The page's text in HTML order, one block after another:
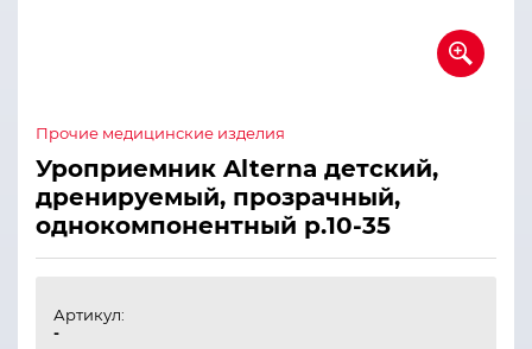
Прочие медицинские изделия
Уроприемник Alterna детский,
дренируемый, прозрачный,
однокомпонентный р.10-35
Артикул:
-